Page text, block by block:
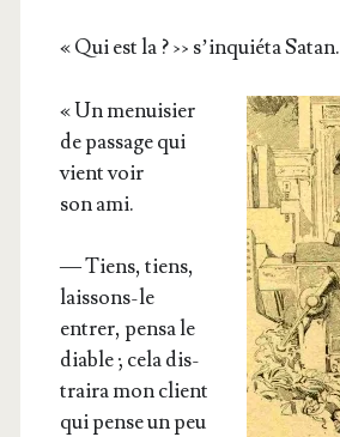
« Qui est la ? ›› s’in­quié­ta Satan.
« Un menui­sier
de pas­sage qui
vient voir
son ami.
— Tiens, tiens,
lais­sons-le
entrer, pen­sa le
diable ; cela dis­
trai­ra mon client
qui pense un peu